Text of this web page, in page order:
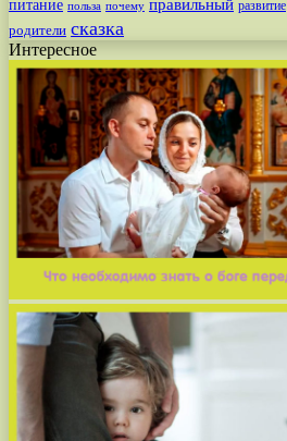
питание польза почему правильный развитие
родители сказка
Интересное